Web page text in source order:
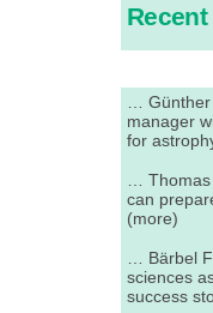
…
manager
for
…
can
(more)
… Bärbel
sciences
success